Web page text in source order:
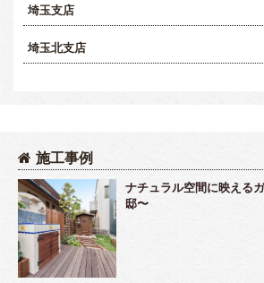
埼玉支店
埼玉北支店
施工事例
ナチュラル空間に映える
邸〜